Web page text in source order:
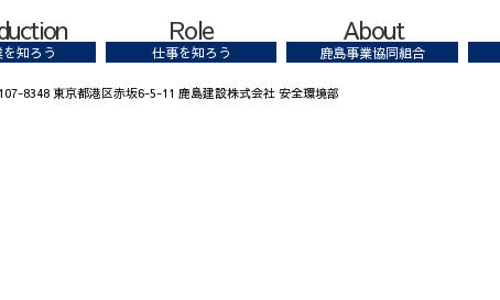
知ろう
Role
仕事を知ろう
About
鹿島事業協同組合
8348 東京都港区赤坂6-5-11 鹿島建設株式会社 安全環境部